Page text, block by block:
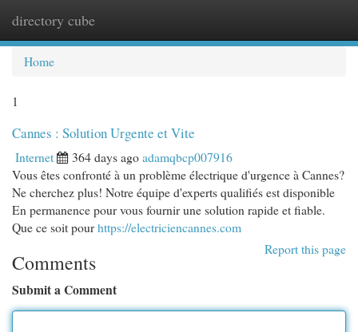
directory cube
Home
1
Cannes : Solution Urgente et Vite
Internet 364 days agoadamqbcp007916
Vous êtes confronté à un problème électrique d'urgence à Cannes?
Ne cherchez plus! Notre équipe d'experts qualifiés est disponible
En permanence pour vous fournir une solution rapide et fiable.
Que ce soit pourhttps://electriciencannes.com
Report this page
Comments
Submit a Comment